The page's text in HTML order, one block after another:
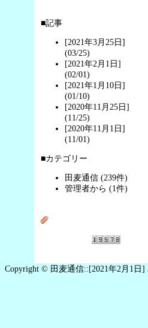
■記事
[2021年3月25日]
(03/25)
[2021年2月1日]
(02/01)
[2021年1月10日]
(01/10)
[2020年11月25日]
(11/25)
[2020年11月1日]
(11/01)
■カテゴリー
田麦通信 (239件)
管理者から (1件)
Copyright © 田麦通信::[2021年2月1日]